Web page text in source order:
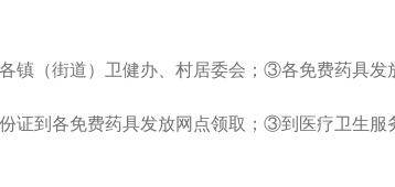
（街道）卫健办、村居委会；③各免费药具发
到各免费药具发放网点领取；③到医疗卫生服